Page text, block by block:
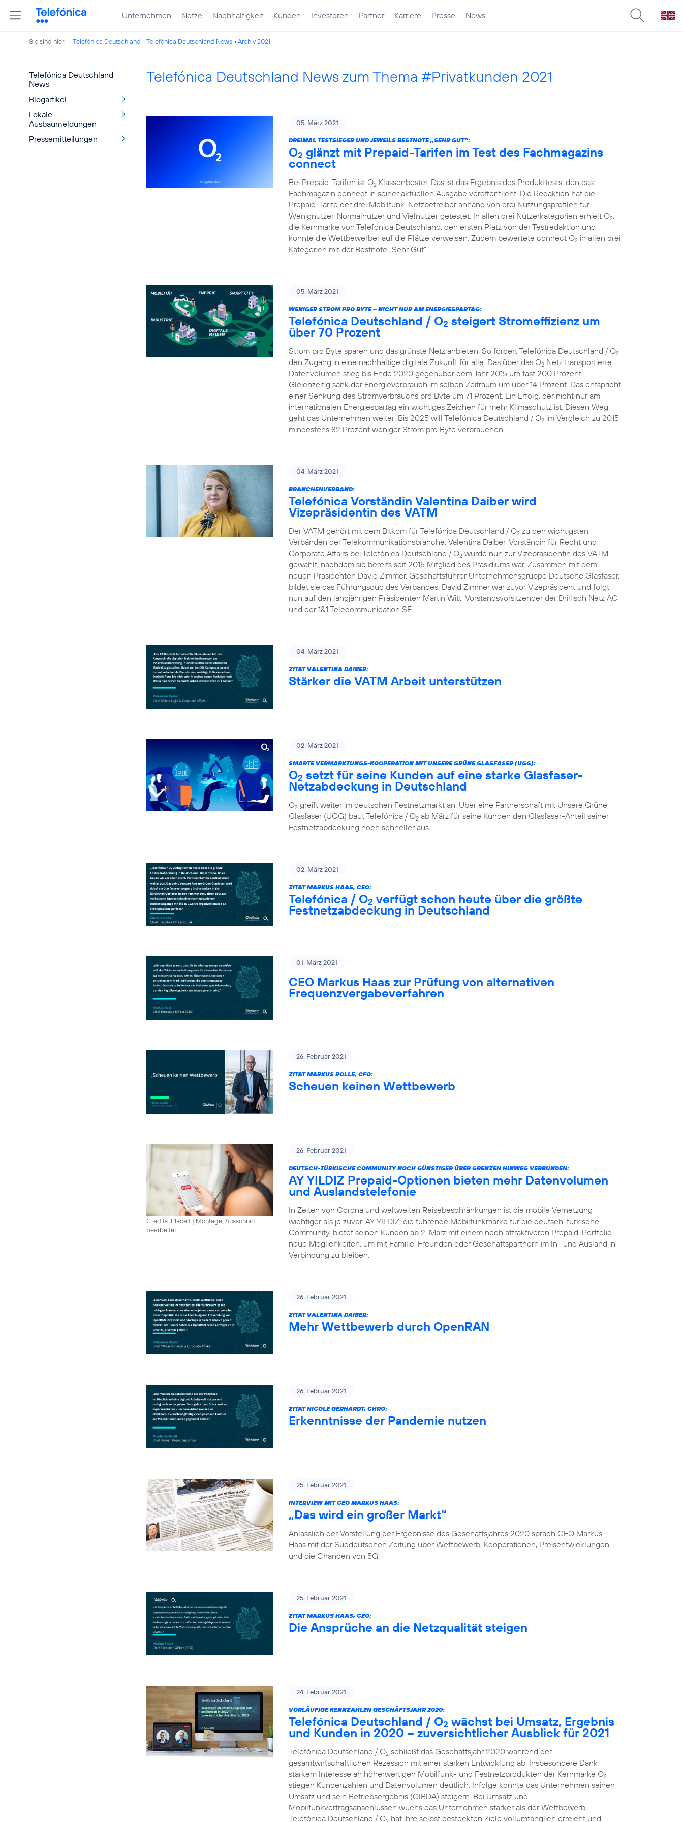
Unternehmen Netze Nachhaltigkeit Kunden Investoren Partner Karriere Presse News
Sie sind hier: Telefónica Deutschland Telefónica Deutschland News Archiv 2021
Telefónica Deutschland
News
Blogartikel
Lokale
Ausbaumeldungen
Pressemitteilungen
Telefónica Deutschland News zum Thema #Privatkunden 2021
05. März 2021
DREIMAL TESTSIEGER UND JEWEILS BESTNOTE „SEHR GUT“:
O2 glänzt mit Prepaid-Tarifen im Test des Fachmagazins
connect
Bei Prepaid-Tarifen ist O2 Klassenbester. Das ist das Ergebnis des Produkttests, den das
Fachmagazin connect in seiner aktuellen Ausgabe veröffentlicht. Die Redaktion hat die
Prepaid-Tarife der drei Mobilfunk-Netzbetreiber anhand von drei Nutzungsprofilen für
Wenignutzer, Normalnutzer und Vielnutzer getestet. In allen drei Nutzerkategorien erhielt O2,
die Kernmarke von Telefónica Deutschland, den ersten Platz von der Testredaktion und
konnte die Wettbewerber auf die Plätze verweisen. Zudem bewertete connect O2 in allen drei
Kategorien mit der Bestnote „Sehr Gut“.
05. März 2021
WENIGER STROM PRO BYTE – NICHT NUR AM ENERGIESPARTAG:
Telefónica Deutschland / O2 steigert Stromeffizienz um
über 70 Prozent
Strom pro Byte sparen und das grünste Netz anbieten. So fördert Telefónica Deutschland / O2
den Zugang in eine nachhaltige digitale Zukunft für alle. Das über das O2 Netz transportierte
Datenvolumen stieg bis Ende 2020 gegenüber dem Jahr 2015 um fast 200 Prozent.
Gleichzeitig sank der Energieverbrauch im selben Zeitraum um über 14 Prozent. Das entspricht
einer Senkung des Stromverbrauchs pro Byte um 71 Prozent. Ein Erfolg, der nicht nur am
internationalen Energiespartag ein wichtiges Zeichen für mehr Klimaschutz ist. Diesen Weg
geht das Unternehmen weiter: Bis 2025 will Telefónica Deutschland / O2 im Vergleich zu 2015
mindestens 82 Prozent weniger Strom pro Byte verbrauchen.
04. März 2021
BRANCHENVERBAND:
Telefónica Vorständin Valentina Daiber wird
Vizepräsidentin des VATM
Der VATM gehört mit dem Bitkom für Telefónica Deutschland / O2 zu den wichtigsten
Verbänden der Telekommunikationsbranche. Valentina Daiber, Vorständin für Recht und
Corporate Affairs bei Telefónica Deutschland / O2 wurde nun zur Vizepräsidentin des VATM
gewählt, nachdem sie bereits seit 2015 Mitglied des Präsidiums war. Zusammen mit dem
neuen Präsidenten David Zimmer, Geschäftsführer Unternehmensgruppe Deutsche Glasfaser,
bildet sie das Führungsduo des Verbandes. David Zimmer war zuvor Vizepräsident und folgt
nun auf den langjährigen Präsidenten Martin Witt, Vorstandsvorsitzender der Drillisch Netz AG
und der 1&1 Telecommunication SE.
04. März 2021
ZITAT VALENTINA DAIBER:
Stärker die VATM Arbeit unterstützen
02. März 2021
SMARTE VERMARKTUNGS-KOOPERATION MIT UNSERE GRÜNE GLASFASER (UGG):
O2 setzt für seine Kunden auf eine starke Glasfaser-
Netzabdeckung in Deutschland
O2 greift weiter im deutschen Festnetzmarkt an. Über eine Partnerschaft mit Unsere Grüne
Glasfaser (UGG) baut Telefónica / O2 ab März für seine Kunden den Glasfaser-Anteil seiner
Festnetzabdeckung noch schneller aus.
02. März 2021
ZITAT MARKUS HAAS, CEO:
Telefónica / O2 verfügt schon heute über die größte
Festnetzabdeckung in Deutschland
01. März 2021
CEO Markus Haas zur Prüfung von alternativen
Frequenzvergabeverfahren
26. Februar 2021
ZITAT MARKUS ROLLE, CFO:
Scheuen keinen Wettbewerb
Credits: Placeit | Montage, Ausschnitt
bearbeitet
26. Februar 2021
DEUTSCH-TÜRKISCHE COMMUNITY NOCH GÜNSTIGER ÜBER GRENZEN HINWEG VERBUNDEN:
AY YILDIZ Prepaid-Optionen bieten mehr Datenvolumen
und Auslandstelefonie
In Zeiten von Corona und weltweiten Reisebeschränkungen ist die mobile Vernetzung
wichtiger als je zuvor. AY YILDIZ, die führende Mobilfunkmarke für die deutsch-türkische
Community, bietet seinen Kunden ab 2. März mit einem noch attraktiveren Prepaid-Portfolio
neue Möglichkeiten, um mit Familie, Freunden oder Geschäftspartnern im In- und Ausland in
Verbindung zu bleiben.
26. Februar 2021
ZITAT VALENTINA DAIBER:
Mehr Wettbewerb durch OpenRAN
26. Februar 2021
ZITAT NICOLE GERHARDT, CHRO:
Erkenntnisse der Pandemie nutzen
25. Februar 2021
INTERVIEW MIT CEO MARKUS HAAS:
„Das wird ein großer Markt“
Anlässlich der Vorstellung der Ergebnisse des Geschäftsjahres 2020 sprach CEO Markus
Haas mit der Süddeutschen Zeitung über Wettbewerb, Kooperationen, Preisentwicklungen
und die Chancen von 5G.
25. Februar 2021
ZITAT MARKUS HAAS, CEO:
Die Ansprüche an die Netzqualität steigen
24. Februar 2021
VORLÄUFIGE KENNZAHLEN GESCHÄFTSJAHR 2020:
Telefónica Deutschland / O2 wächst bei Umsatz, Ergebnis
und Kunden in 2020 – zuversichtlicher Ausblick für 2021
Telefónica Deutschland / O2 schließt das Geschäftsjahr 2020 während der
gesamtwirtschaftlichen Rezession mit einer starken Entwicklung ab. Insbesondere Dank
starkem Interesse an höherwertigen Mobilfunk- und Festnetzprodukten der Kernmarke O2
stiegen Kundenzahlen und Datenvolumen deutlich. Infolge konnte das Unternehmen seinen
Umsatz und sein Betriebsergebnis (OIBDA) steigern. Bei Umsatz und
Mobilfunkvertragsanschlüssen wuchs das Unternehmen stärker als der Wettbewerb.
Telefónica Deutschland / O hat ihre selbst gesteckten Ziele vollumfänglich erreicht und